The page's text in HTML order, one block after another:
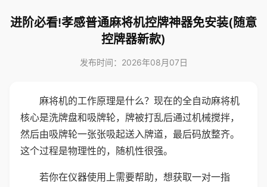
进阶必看!孝感普通麻将机控牌神器免安装(随意
控牌器新款)
发布时间：2026年08月07日
麻将机的工作原理是什么？现在的全自动麻将机
核心是洗牌盘和吸牌轮，牌被打乱后通过机械搅拌，
然后由吸牌轮一张张吸起送入牌道，最后码放整齐。
这个过程是物理性的，随机性很强。
若你在仪器使用上需要帮助，想获取一对一指